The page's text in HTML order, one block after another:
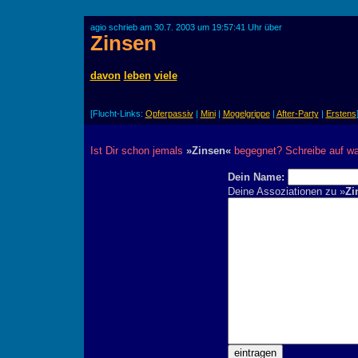
agio schrieb am 30.7. 2003 um 19:57:41 Uhr über
Zinsen
davon leben viele
[Flucht-Links: Opferpassiv| Mini| Mogelgrippe| After-Party| Erstens]
Ist Dir schon jemals »Zinsen«begegnet? Schreibe auf
Dein Name:
Deine Assoziationen zu »